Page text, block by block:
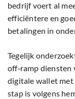
bedrijf voert al
efficiëntere en
betalingen in
Tegelijk
off‑ramp diensten
digitale wallet
stap is volgens